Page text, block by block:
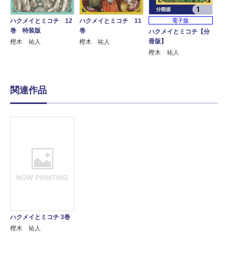
ハクメイとミコチ 12
巻 特装版
樫木 祐人
ハクメイとミコチ 11
巻
樫木 祐人
電子版
ハクメイとミコチ【分
冊版】
樫木 祐人
関連作品
ハクメイとミコチ 3巻
樫木 祐人